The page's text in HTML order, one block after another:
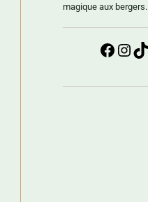
magique aux bergers.